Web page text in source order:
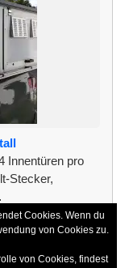
Innentüren pro
Stecker,
[weiterlesen]
Cookies. Wenn du
von Cookies zu.
von Cookies, findest